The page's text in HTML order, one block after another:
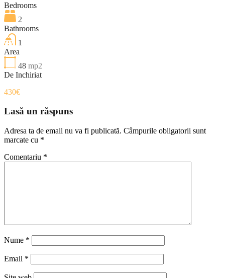
Bedrooms
2
Bathrooms
1
Area
48 mp2
De Inchiriat
430€
Lasă un răspuns
Adresa ta de email nu va fi publicată. Câmpurile obligatorii sunt
marcate cu *
Comentariu *
Nume *
Email *